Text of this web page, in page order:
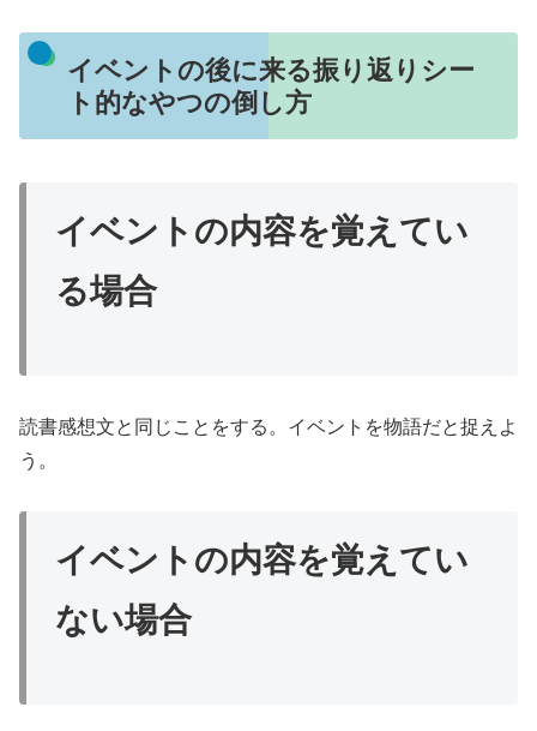
イベントの後に来る振り返りシー
ト的なやつの倒し方
イベントの内容を覚えてい
る場合
読書感想文と同じことをする。イベントを物語だと捉えよ
う。
イベントの内容を覚えてい
ない場合